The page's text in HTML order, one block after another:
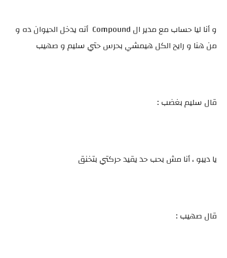
و أنا ليا حساب مع مدير ال Compound أنه يدخل الحيوان ده و
من هنا و رايح الكل هيمشي بحرس حتي سليم و صهيب
قال سليم بغضب :
يا ديبو ، أنا مش بحب حد يقيد حركتي بتخنق
قال صهيب :